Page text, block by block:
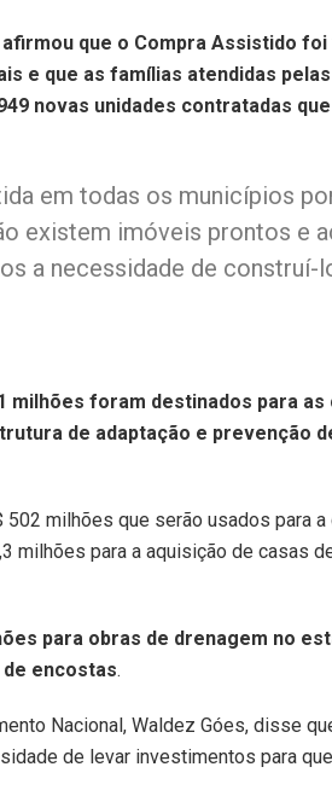
que o Compra Assistido
e que as famílias atendidas
novas unidades contratadas
em todas os municípios
existem imóveis prontos e
a necessidade de construí-
milhões foram destinados para
de adaptação e prevenção
milhões que serão usados para
milhões para a aquisição de casas
para obras de drenagem no
encostas.
Nacional, Waldez Góes, disse
de levar investimentos para